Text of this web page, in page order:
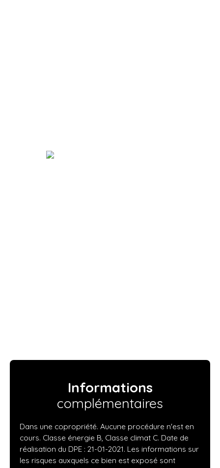
Informations
complémentaires
Dans une copropriété. Aucune procédure n'est en
cours. Classe énergie B, Classe climat C. Date de
réalisation du DPE : 21-01-2021. Les informations sur
les risques auxquels ce bien est exposé sont